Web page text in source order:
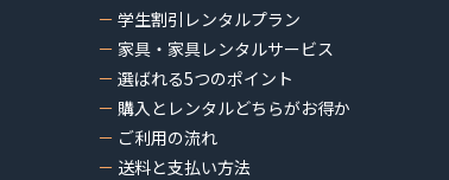
学生割引レンタルプラン
家具・家具レンタルサービス
選ばれる5つのポイント
購入とレンタルどちらがお得か
ご利用の流れ
送料と支払い方法